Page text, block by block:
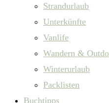
Strandurlaub
Unterkünfte
Vanlife
Wandern &
Winterurlaub
Packlisten
Buchtipps